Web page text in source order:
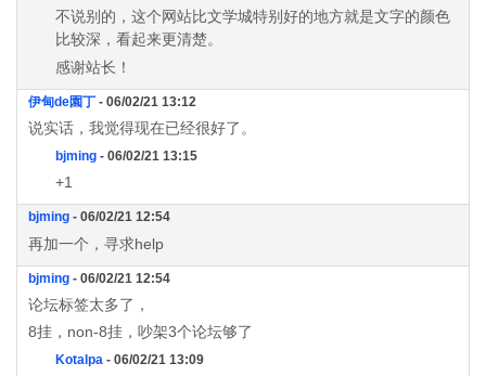
不说别的，这个网站比文学城特别好的地方就是文字的颜色
比较深，看起来更清楚。
感谢站长！
伊甸de園丁 - 06/02/21 13:12
说实话，我觉得现在已经很好了。
bjming - 06/02/21 13:15
+1
bjming - 06/02/21 12:54
再加一个，寻求help
bjming - 06/02/21 12:54
论坛标签太多了，
8挂，non-8挂，吵架3个论坛够了
Kotalpa - 06/02/21 13:09